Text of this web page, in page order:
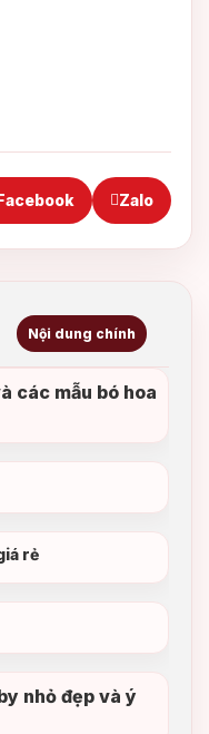
Zalo
Nội dung chính
các mẫu bó hoa
rẻ
nhỏ đẹp và ý